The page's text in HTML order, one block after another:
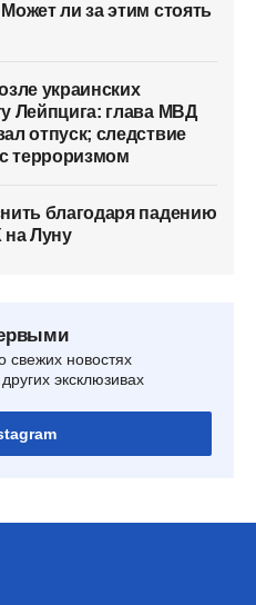
ли за этим стоять
украинских
Лейпцига: глава МВД
отпуск; следствие
терроризмом
благодаря падению
на Луну
свежих новостях
эксклюзивах